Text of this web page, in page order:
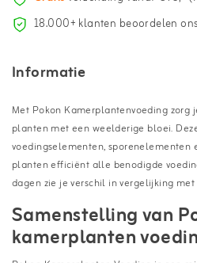
18.000+ klanten beoordelen
Informatie
Met Pokon Kamerplantenvoeding zorg
planten met een weelderige bloei.
voedingselementen, sporenelementen
planten efficiënt alle benodigde
dagen zie je verschil in vergelijking
Samenstelling van
kamerplanten